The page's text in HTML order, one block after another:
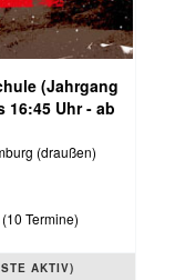
(Jahrgang
16:45 Uhr - ab
(draußen)
Termine)
AKTIV)